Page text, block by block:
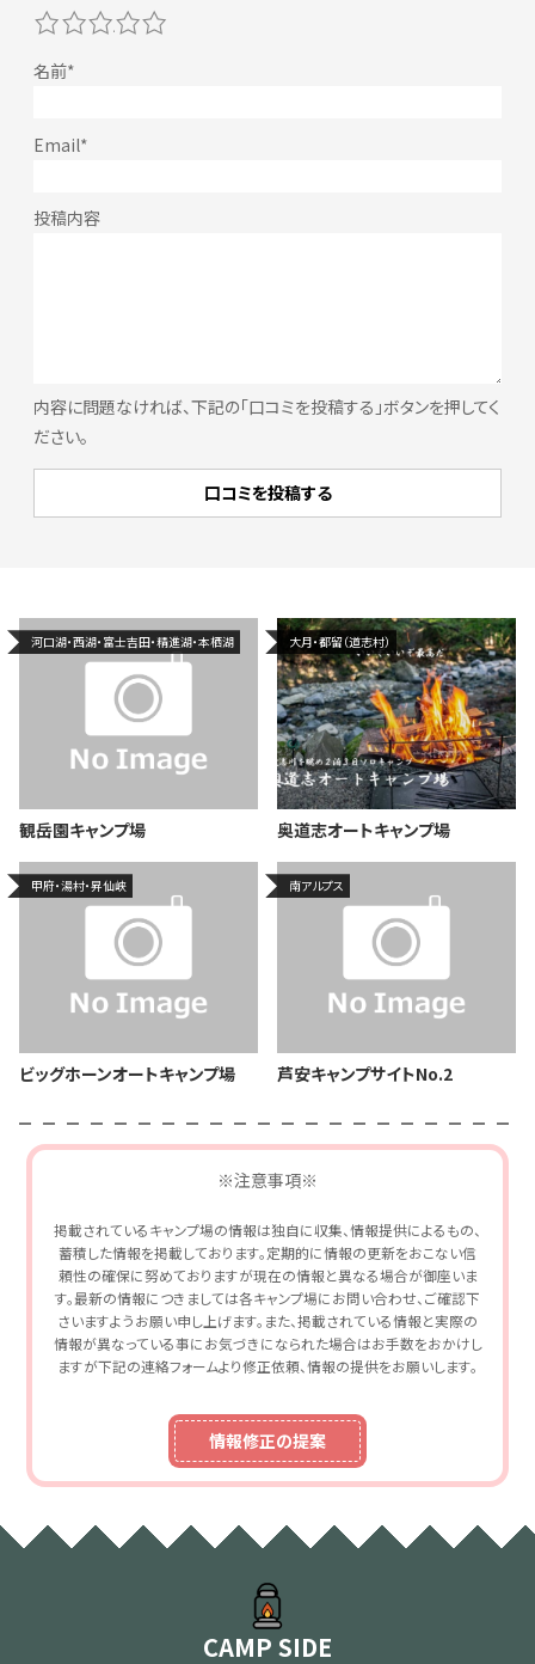
内容に問題なければ、下記の「口コミを投稿する」ボタンを押してく
ださい。
5
4
3
2
河口湖・西湖・富士吉田・精進湖・本栖湖
観岳園キャンプ場
大月・都留（道志村）
奥道志オートキャンプ場
甲府・湯村・昇仙峡
ビッグホーンオートキャンプ場
南アルプス
芦安キャンプサイトNo.2
※注意事項※
掲載されているキャンプ場の情報は独自に収集、情報提供によるもの、
蓄積した情報を掲載しております。定期的に情報の更新をおこない信
頼性の確保に努めておりますが現在の情報と異なる場合が御座いま
す。最新の情報につきましては各キャンプ場にお問い合わせ、ご確認下
さいますようお願い申し上げます。また、掲載されている情報と実際の
情報が異なっている事にお気づきになられた場合はお手数をおかけし
ますが下記の連絡フォームより修正依頼、情報の提供をお願いします。
情報修正の提案
CAMP SIDE